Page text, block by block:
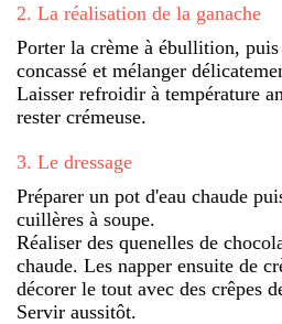
2. La réalisation de la ganache
Porter la crème à ébullition,
concassé et mélanger
Laisser refroidir à température
rester crémeuse.
3. Le dressage
Préparer un pot d'eau chaude
cuillères à soupe.
Réaliser des quenelles de
chaude. Les napper ensuite de
décorer le tout avec des crêpes
Servir aussitôt.